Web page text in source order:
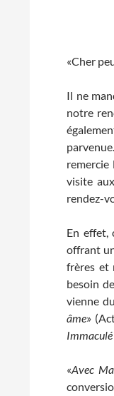
«Cher
Il ne
notre
remercie
visite
rendez-
En effet,
offrant
frères et
besoin
vienne
âme»
Immaculé
«Avec